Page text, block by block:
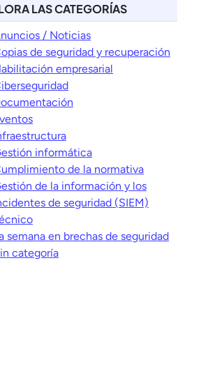
LAS CATEGORÍAS
/ Noticias
de seguridad y recuperación
empresarial
informática
de la normativa
de la información y los
de seguridad (SIEM)
semana en brechas de seguridad
categoría